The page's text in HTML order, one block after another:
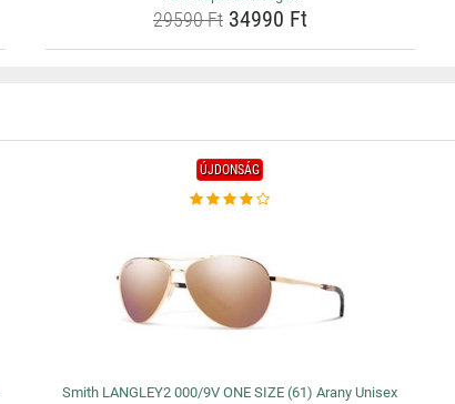
29590 Ft34990 Ft
ÚJDONSÁG
Smith LANGLEY2 000/9V ONE SIZE (61) Arany Unisex